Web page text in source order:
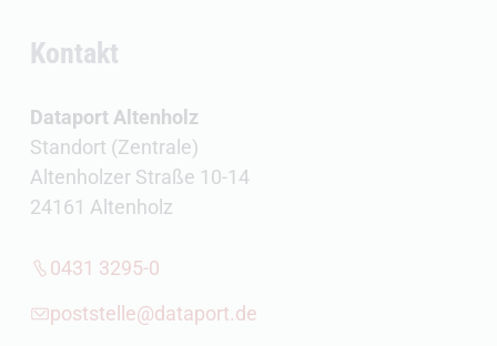
Kontakt
Dataport Altenholz
Standort (Zentrale)
Altenholzer Straße 10-14
24161 Altenholz
0431 3295-0
poststelle@dataport.de